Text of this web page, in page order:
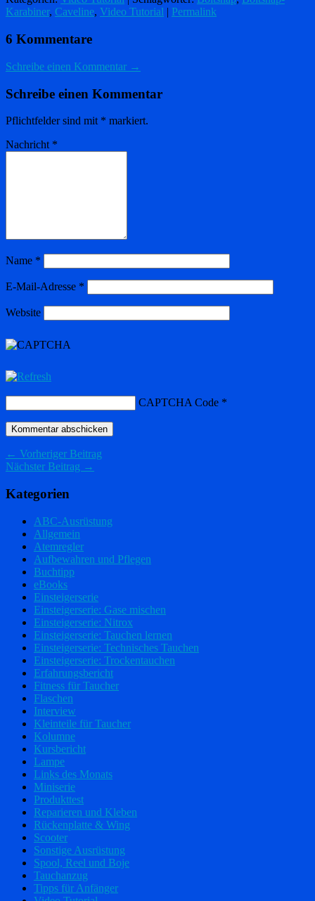
Karabiner, Caveline, Video Tutorial | Permalink
6 Kommentare
Schreibe einen Kommentar →
Schreibe einen Kommentar
Pflichtfelder sind mit * markiert.
Nachricht *
Name *
E-Mail-Adresse *
Website
CAPTCHA Code *
← Vorheriger Beitrag
Nächster Beitrag →
Kategorien
ABC-Ausrüstung
Allgemein
Atemregler
Aufbewahren und Pflegen
Buchtipp
eBooks
Einsteigerserie
Einsteigerserie: Gase mischen
Einsteigerserie: Nitrox
Einsteigerserie: Tauchen lernen
Einsteigerserie: Technisches Tauchen
Einsteigerserie: Trockentauchen
Erfahrungsbericht
Fitness für Taucher
Flaschen
Interview
Kleinteile für Taucher
Kolumne
Kursbericht
Lampe
Links des Monats
Miniserie
Produkttest
Reparieren und Kleben
Rückenplatte & Wing
Scooter
Sonstige Ausrüstung
Spool, Reel und Boje
Tauchanzug
Tipps für Anfänger